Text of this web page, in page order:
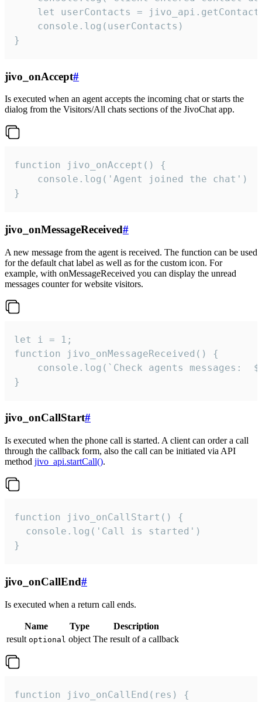
let userContacts =
    console.log(userContacts)
}
jivo_onAccept#
Is executed when an agent accepts the incoming chat or starts the
dialog from the Visitors/All chats sections of the JivoChat app.
function jivo_onAccept() {
}
jivo_onMessageReceived#
A new message from the agent is received. The function can be used
for the default chat label as well as for the custom icon. For
example, with onMessageReceived you can display the unread
messages counter for website visitors.
let i = 1;
function jivo_onMessageReceived() {
}
jivo_onCallStart#
Is executed when the phone call is started. A client can order a call
through the callback form, also the call can be initiated via API
method jivo_api.startCall().
function jivo_onCallStart() {
  console.log('Call is started')
}
jivo_onCallEnd#
Is executed when a return call ends.
Name Type
Description
result optional object The result of a callback
function jivo_onCallEnd(res) {